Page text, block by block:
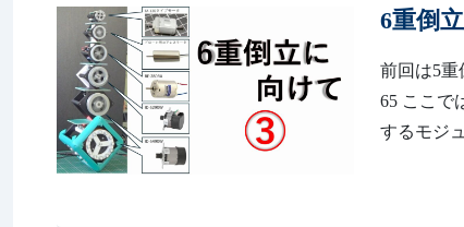
6重倒
前回は5重
65 ここ
するモジ